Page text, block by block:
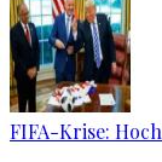
FIFA-Krise: